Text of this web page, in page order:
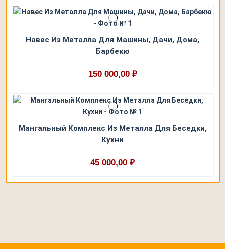
Навес Из Металла Для Машины, Дачи, Дома,
Барбекю
150 000,00 ₽
Мангальный Комплекс Из Металла Для Беседки,
Кухни
45 000,00 ₽